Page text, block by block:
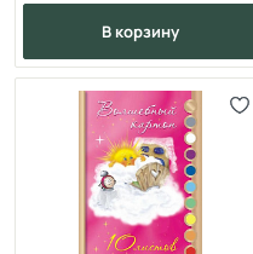
в корзину